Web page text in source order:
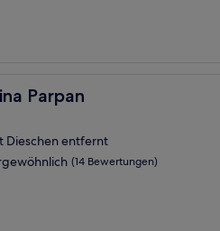
Parpan
Dieschen entfernt
(14 Bewertungen)